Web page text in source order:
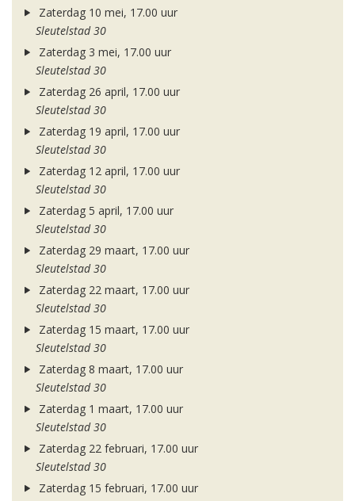
Zaterdag 10 mei, 17.00 uur
Sleutelstad 30
Zaterdag 3 mei, 17.00 uur
Sleutelstad 30
Zaterdag 26 april, 17.00 uur
Sleutelstad 30
Zaterdag 19 april, 17.00 uur
Sleutelstad 30
Zaterdag 12 april, 17.00 uur
Sleutelstad 30
Zaterdag 5 april, 17.00 uur
Sleutelstad 30
Zaterdag 29 maart, 17.00 uur
Sleutelstad 30
Zaterdag 22 maart, 17.00 uur
Sleutelstad 30
Zaterdag 15 maart, 17.00 uur
Sleutelstad 30
Zaterdag 8 maart, 17.00 uur
Sleutelstad 30
Zaterdag 1 maart, 17.00 uur
Sleutelstad 30
Zaterdag 22 februari, 17.00 uur
Sleutelstad 30
Zaterdag 15 februari, 17.00 uur